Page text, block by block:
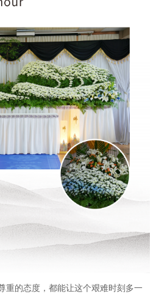
重的态度，都能让这个艰难时刻多一